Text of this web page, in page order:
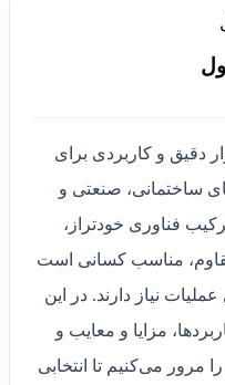
دقیق و کاربردی برای
ساختمانی، صنعتی و
فناوری خودتراز،
مناسب کسانی است
نیاز دارند. در این
مزایا و معایب و
مرور می‌کنیم تا انتخابی